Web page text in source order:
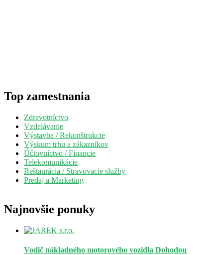
Top zamestnania
Zdravotníctvo
Vzdelávanie
Výstavba / Rekonštrukcie
Výskum trhu a zákazníkov
Účtovníctvo / Financie
Telekomunikácie
Reštaurácia / Stravovacie služby
Predaj a Marketing
Najnovšie ponuky
Vodič nákladného motorového vozidla Dohodou